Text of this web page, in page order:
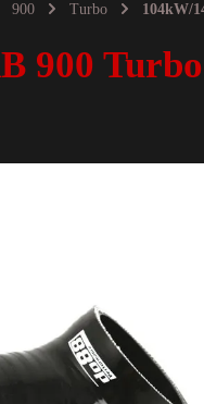
900 Turbo 104kW/
900